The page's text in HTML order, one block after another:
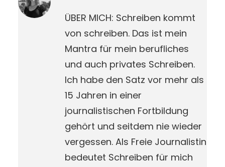
ÜBER MICH: Schreiben kommt
von schreiben. Das ist mein
Mantra für mein berufliches
und auch privates Schreiben.
Ich habe den Satz vor mehr als
15 Jahren in einer
journalistischen Fortbildung
gehört und seitdem nie wieder
vergessen. Als Freie Journalistin
bedeutet Schreiben für mich